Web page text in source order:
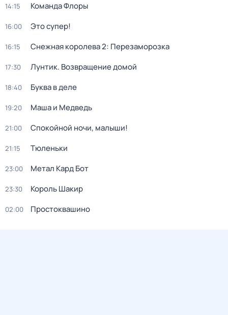
14:15 Команда Флоры
16:00 Это супер!
16:15 Снежная королева 2: Перезаморозка
17:30 Лунтик. Возвращение домой
18:40 Буква в деле
19:20 Маша и Медведь
21:00 Спокойной ночи, малыши!
21:15 Тюленьки
23:00 Метал Кард Бот
23:30 Король Шакир
02:00 Простоквашино